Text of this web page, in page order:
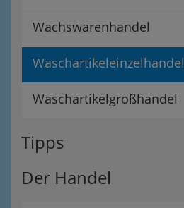
Wachswarenhandel
Waschartikeleinzelhandel
Waschartikelgroßhandel
Tipps
Der Handel